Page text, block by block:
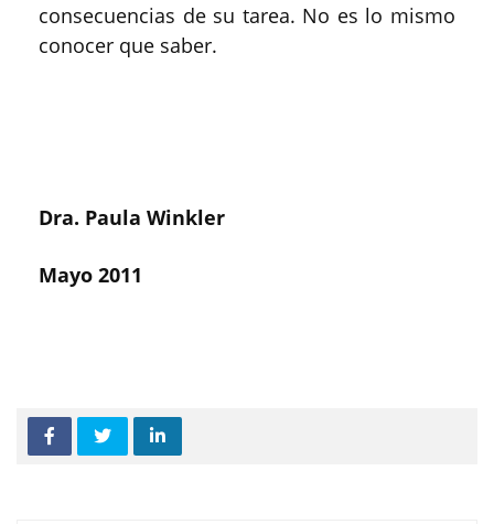
consecuencias de su tarea. No es lo mismo
conocer que saber.
Dra. Paula Winkler
Mayo 2011